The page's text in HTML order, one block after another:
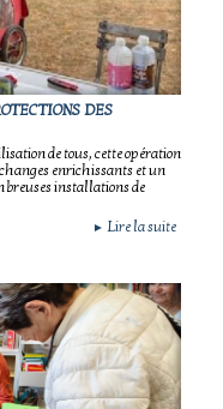
DES
de tous, cette opération
enrichissants et un
installations de
► Lire la suite